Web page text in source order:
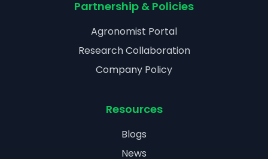
Partnership & Policies
Agronomist Portal
Research Collaboration
Company Policy
Resources
Blogs
News